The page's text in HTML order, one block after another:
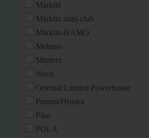
Märklin
Märklin mini-club
Märklin-HAMO
Mehano
Minitrix
Noch
Oriental Limited Powerhouse
Permot/Hruska
Piko
POLA